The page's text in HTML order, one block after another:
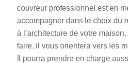
couvreur professionnel est en
accompagner dans le choix du
à l’architecture de votre
faire, il vous orientera vers les
Il pourra prendre en charge